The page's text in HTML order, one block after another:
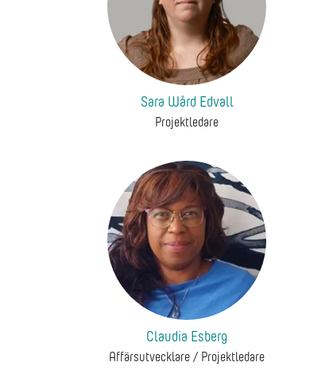
Sara Wård Edvall
Projektledare
Claudia Esberg
Affärsutvecklare / Projektledare